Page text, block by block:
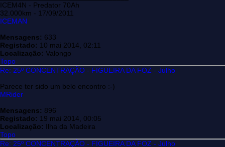
ICEM4N - Predator 70Ah
32.000km - 17/09/2011
ICEMAN
Mensagens: 633
Registado: 10 mai 2014, 02:11
Localização: Valongo
Topo
Re: 25º CONCENTRAÇÃO - FIGUEIRA DA FOZ - Julho
Parece ter sido um belo encontro :-)
MRider
Mensagens: 896
Registado: 19 mai 2014, 00:05
Localização: Ilha da Madeira
Topo
Re: 25º CONCENTRAÇÃO - FIGUEIRA DA FOZ - Julho